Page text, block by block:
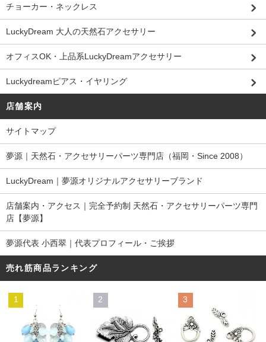
チョーカー・ネックレス
LuckyDream 大人の天然石アクセサリー
オフィスOK・上品系LuckyDreamアクセサリー
Luckydreamピアス・イヤリング
店舗案内
サイトマップ
夢源｜天然石・アクセサリーパーツ専門店（福岡・Since 2008）
LuckyDream｜夢源オリジナルアクセサリーブランド
店舗案内・アクセス｜完全予約制 天然石・アクセサリーパーツ専門
店【夢源】
夢源代表 小西翠｜代表プロフィール・ご挨拶
売れ筋商品ランキング
1 2 3